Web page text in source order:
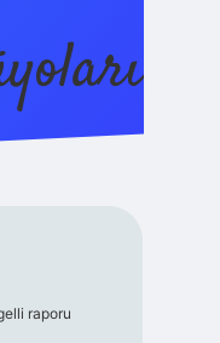
raporu